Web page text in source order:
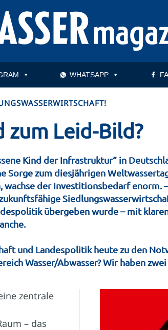
WHATSAPP
Leid-Bild?
Kind der Infrastruktur“ in
Sorge zum diesjährigen
der Investitionsbedarf enorm.
übergeben wurde – mit
und Landespolitik heute zu den
Wasser/Abwasser? Wir haben
zentrale
– das